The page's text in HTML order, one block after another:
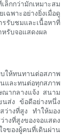
กกว่ามักเหมาะสม
ฉพาะอย่างยิ่งเมื่อดู
รับชมและเนื้อหาที่
หรับจอแสดงผล
ให้ทนทานต่อสภาพ
และทนต่อทุกสภาพ
ณากลางแจ้ง สนาม
นส่ง ข้อดีอย่างหนึ่ง
ว่างที่สูง ทำให้มอง
างที่สูงของจอแสดง
ของผู้คนที่เดินผ่าน